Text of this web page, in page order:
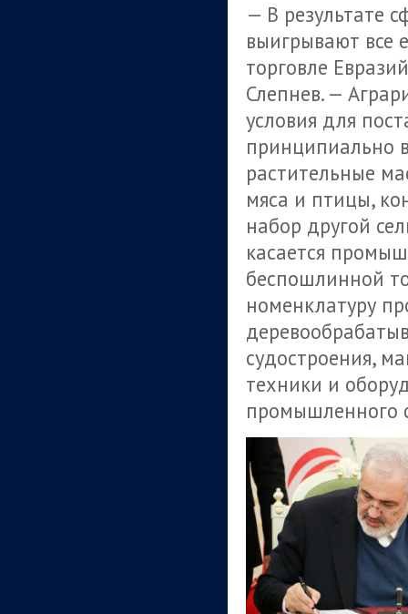
— В результате
выигрывают все
торговле
Слепнев. —
условия для
принципиально
растительные
мяса и птицы,
набор другой
касается
беспошлинной
номенклатуру
судостроения,
техники и
промышленного